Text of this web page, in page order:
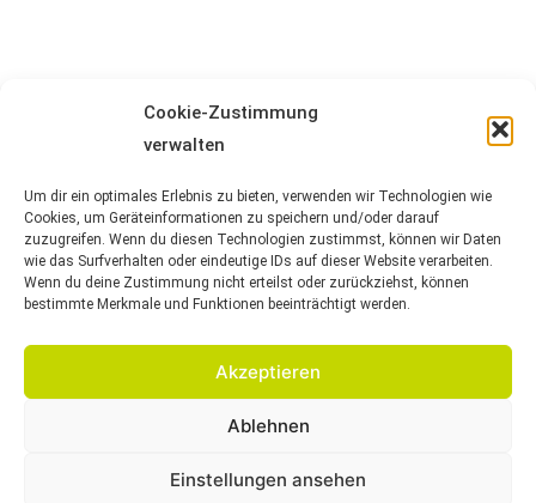
Cookie-Zustimmung
verwalten
Um dir ein optimales Erlebnis zu bieten, verwenden wir Technologien wie
Cookies, um Geräteinformationen zu speichern und/oder darauf
zuzugreifen. Wenn du diesen Technologien zustimmst, können wir Daten
wie das Surfverhalten oder eindeutige IDs auf dieser Website verarbeiten.
Wenn du deine Zustimmung nicht erteilst oder zurückziehst, können
bestimmte Merkmale und Funktionen beeinträchtigt werden.
Akzeptieren
Ablehnen
Einstellungen ansehen